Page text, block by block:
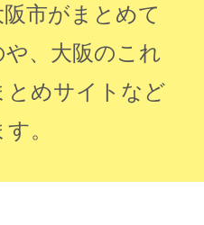
市がまとめて
、大阪のこれ
とめサイトなど
。